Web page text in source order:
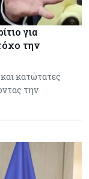
για
την
κατώτατες
την